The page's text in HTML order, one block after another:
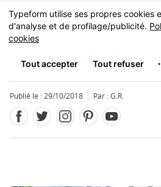
Skip
to
main
MENU
Zohiko 象彦
Publié le : 29/10/2018 Par : G.R.
Fermer
Fermer
Fermer